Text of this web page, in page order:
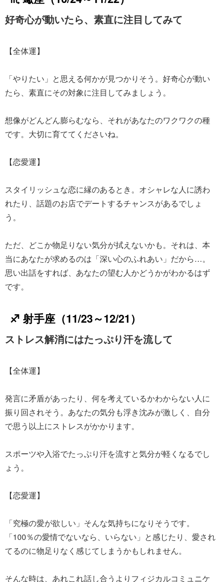
好奇心が動いたら、素直に注目してみて
【全体運】
「やりたい」と思える何かが見つかりそう。好奇心が動い
たら、素直にその対象に注目してみましょう。
想像がどんどん膨らむなら、それがあなたのワクワクの種
です。大切に育ててくださいね。
【恋愛運】
スタイリッシュな恋に縁のあるとき。オシャレな人に誘わ
れたり、話題のお店でデートするチャンスがあるでしょ
う。
ただ、どこか物足りない気分が拭えないかも。それは、本
当にあなたが求めるのは「深い心のふれあい」だから…。
思い出話をすれば、あなたの望む人かどうかがわかるはず
です。
♐ 射手座（11/23～12/21）
ストレス解消にはたっぷり汗を流して
【全体運】
発言に矛盾があったり、何を考えているかわからない人に
振り回されそう。あなたの気分も浮き沈みが激しく、自分
で思う以上にストレスがかかります。
スポーツや入浴でたっぷり汗を流すと気分が軽くなるでし
ょう。
【恋愛運】
「究極の愛が欲しい」そんな気持ちになりそうです。
「100％の愛情でないなら、いらない」と感じたり、愛され
てるのに物足りなく感じてしまうかもしれません。
そんな時は、あれこれ話し合うよりフィジカルコミュニケ